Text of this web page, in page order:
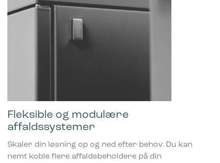
Fleksible og modulære
affaldssystemer
Skaler din løsning op og ned efter behov. Du kan
nemt koble flere affaldsbeholdere på din